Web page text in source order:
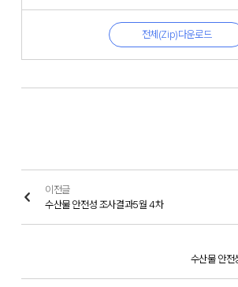
전체(Zip)다운로드
이전글
수산물 안전성 조사결과5월 4차
수산물 안전